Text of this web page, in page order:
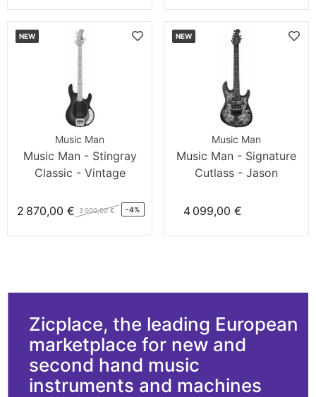
NEW
Music Man
Music Man - Stingray
Classic - Vintage
2 870,00 €
3 000,00 € -4%
NEW
Music Man
Music Man - Signature
Cutlass - Jason
4 099,00 €
Zicplace, the leading European
marketplace for new and
second hand music
instruments and machines